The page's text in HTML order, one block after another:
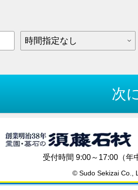
受付時間 9:00～17:00（年
© Sudo Sekizai Co.,